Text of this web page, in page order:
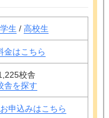
生 / 高校生
金はこちら
校舎
舎を探す
申込みはこちら